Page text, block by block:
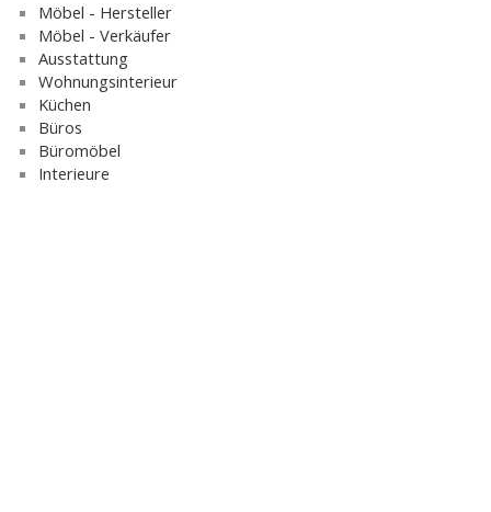
Möbel - Hersteller
Möbel - Verkäufer
Ausstattung
Wohnungsinterieur
Küchen
Büros
Büromöbel
Interieure